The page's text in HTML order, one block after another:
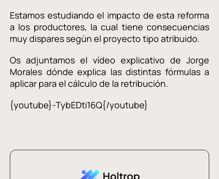
Estamos estudiando el impacto de esta reforma
a los productores, la cual tiene consecuencias
muy dispares según el proyecto tipo atribuido.
Os adjuntamos el vídeo explicativo de Jorge
Morales dónde explica las distintas fórmulas a
aplicar para el cálculo de la retribución.
{youtube}-TybEDti16Q{/youtube}